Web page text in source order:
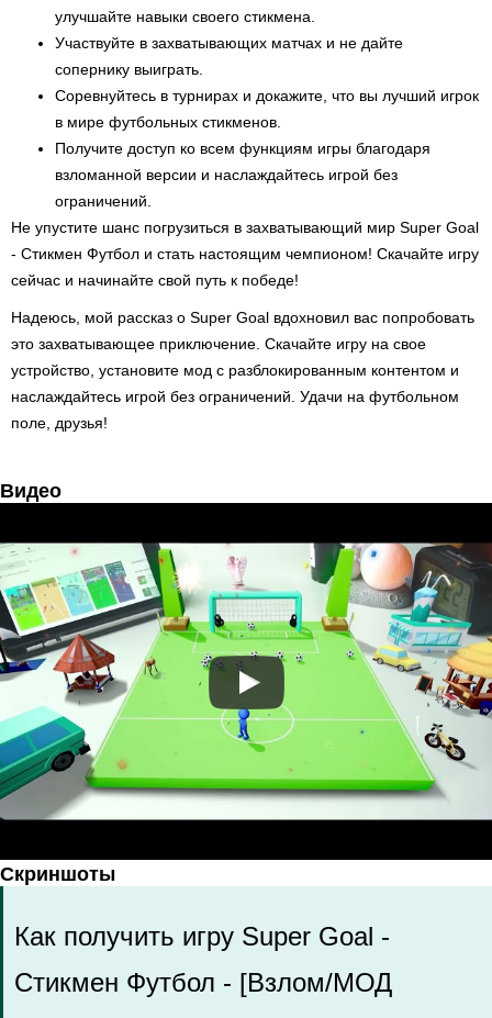
улучшайте навыки своего стикмена.
Участвуйте в захватывающих матчах и не дайте
сопернику выиграть.
Соревнуйтесь в турнирах и докажите, что вы лучший игрок
в мире футбольных стикменов.
Получите доступ ко всем функциям игры благодаря
взломанной версии и наслаждайтесь игрой без
ограничений.
Не упустите шанс погрузиться в захватывающий мир Super Goal
- Стикмен Футбол и стать настоящим чемпионом! Скачайте игру
сейчас и начинайте свой путь к победе!
Надеюсь, мой рассказ о Super Goal вдохновил вас попробовать
это захватывающее приключение. Скачайте игру на свое
устройство, установите мод с разблокированным контентом и
наслаждайтесь игрой без ограничений. Удачи на футбольном
поле, друзья!
Видео
Скриншоты
Как получить игру Super Goal -
Стикмен Футбол - [Взлом/МОД